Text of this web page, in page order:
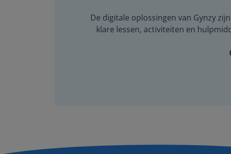
De digitale oplossingen van Gynzy
klare lessen, activiteiten en